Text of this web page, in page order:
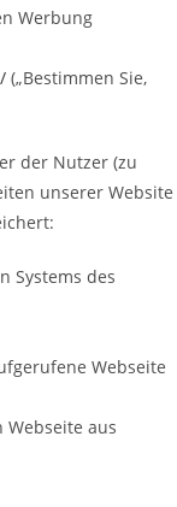
Werbung
(„Bestimmen Sie,
der Nutzer (zu
unserer Website
Systems des
Webseite
aus